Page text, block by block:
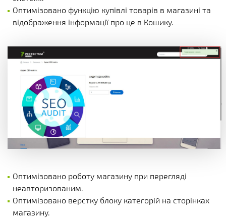
Оптимізовано функцію купівлі товарів в магазині та
відображення інформації про це в Кошику.
Оптимізовано роботу магазину при перегляді
неавторизованим.
Оптимізовано верстку блоку категорій на сторінках
магазину.